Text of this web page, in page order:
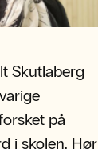
Skutlaberg
på
i skolen. Hør